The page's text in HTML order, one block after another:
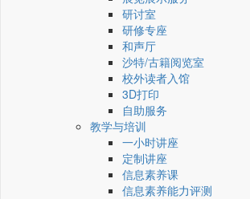
研讨室
研修专座
和声厅
沙特/古籍阅览室
校外读者入馆
3D打印
自助服务
教学与培训
一小时讲座
定制讲座
信息素养课
信息素养能力评测